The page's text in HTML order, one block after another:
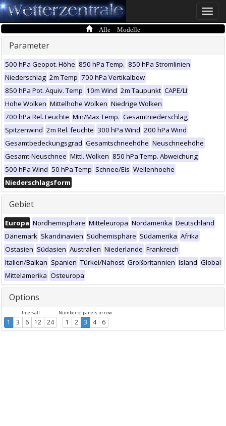
Toggle
Alle Modelle
Parameter
500 hPa Geopot. Höhe 850 hPa Temp. 850 hPa Stromlinien
Niederschlag 2m Temp 700 hPa Vertikalbew
850 hPa Pot. Äquiv. Temp 10m Wind 2m Taupunkt CAPE/LI
Hohe Wolken Mittelhohe Wolken Niedrige Wolken
700 hPa Rel. Feuchte Min/Max Temp. Gesamtniederschlag
Spitzenwind 2m Rel. feuchte 300 hPa Wind 200 hPa Wind
Gesamtbedeckungsgrad Gesamtschneehöhe Neuschneehöhe
Gesamt-Neuschnee Mittl. Wolken 850 hPa Temp. Abweichung
500 hPa Wind 50 hPa Temp Schnee/Eis Wellenhoehe
Niederschlagsform
Gebiet
Europa Nordhemisphäre Mitteleuropa Nordamerika Deutschland
Dänemark Skandinavien Südhemisphäre Südamerika Afrika
Ostasien Südasien Australien Niederlande Frankreich
Italien/Balkan Spanien Türkei/Nahost Großbritannien Island Global
Mittelamerika Osteuropa
Options
Intervall
1 3 6 12 24
Number of panels in row
1 2 3 4 6